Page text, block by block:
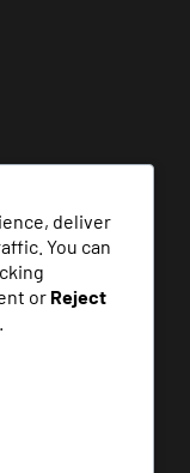
deliver
You can
or Reject